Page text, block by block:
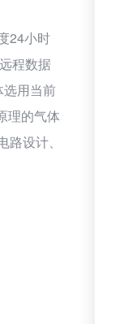
24小时
程数据
用当前
理的气体
设计、
600可
表面处
年内不